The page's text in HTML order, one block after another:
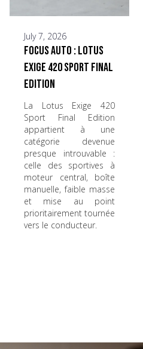
July 7, 2026
Focus Auto : Lotus
Exige 420 Sport Final
Edition
La Lotus Exige 420
Sport Final Edition
appartient à une
catégorie devenue
presque introuvable :
celle des sportives à
moteur central, boîte
manuelle, faible masse
et mise au point
prioritairement tournée
vers le conducteur.